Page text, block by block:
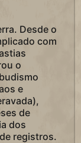
Desde o
com
o
e
de
dos
registros.